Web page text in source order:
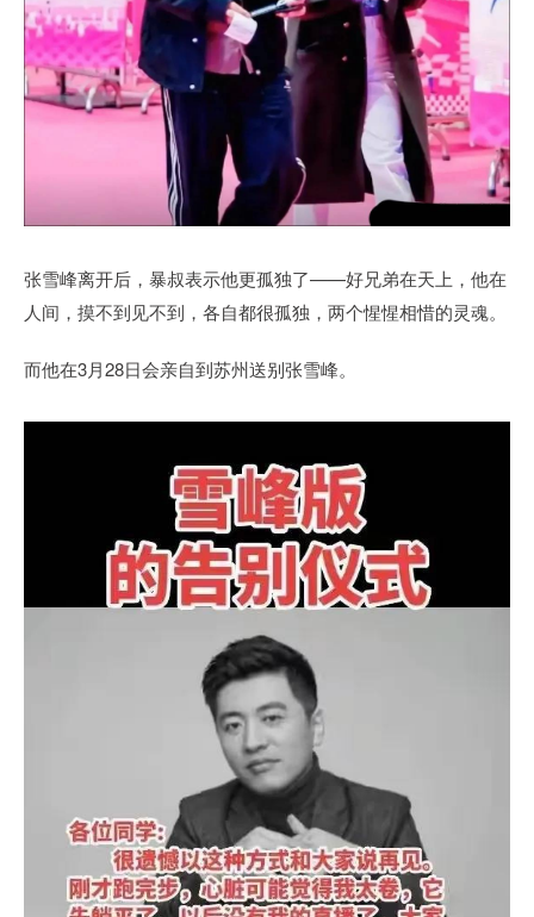
张雪峰离开后，暴叔表示他更孤独了——好兄弟在天上，他在
人间，摸不到见不到，各自都很孤独，两个惺惺相惜的灵魂。
而他在3月28日会亲自到苏州送别张雪峰。